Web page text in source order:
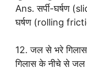
Ans. सर्पी-घर्षण
घर्षण (rolling
12. जल से भरे
गिलास के नीचे से जल